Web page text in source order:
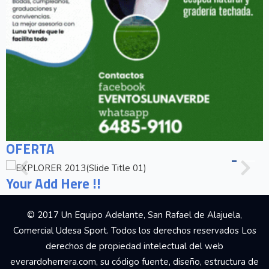
OFERTA
Your Add Here !!
© 2017 Un Equipo Adelante, San Rafael de Alajuela,
Comercial Udesa Sport. Todos los derechos reservados Los
derechos de propiedad intelectual del web
everardoherrera.com, su código fuente, diseño, estructura de